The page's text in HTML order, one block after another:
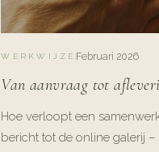
WERKWIJZE Februari 2026
Van aanvraag tot
Hoe verloopt een
bericht tot de online galerij